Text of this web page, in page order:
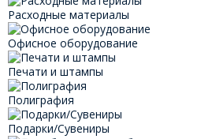
Расходные материалы
Офисное оборудование
Печати и штампы
Полиграфия
Подарки/Сувениры